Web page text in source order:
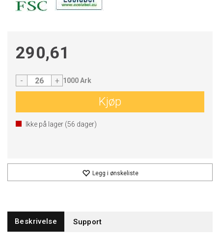
290,61
- + 1000 Ark
Kjøp
Ikke på lager (56 dager)
Legg i ønskeliste
Beskrivelse Support